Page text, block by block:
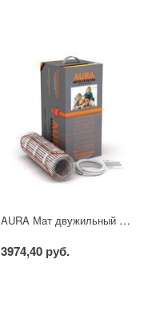
AURA Мат двужильный 2.0 м2
3974,40 руб.